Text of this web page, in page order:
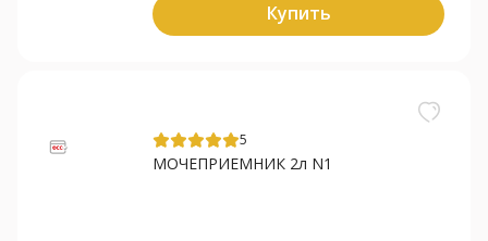
Купить
5
МОЧЕПРИЕМНИК 2л N1